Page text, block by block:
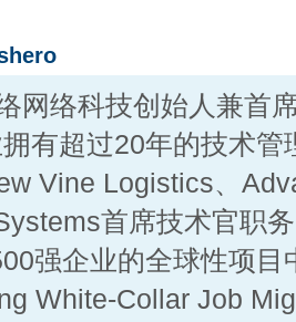
络科技创始人兼首
有超过20年的技术管
Vine Logistics、
首席技术官职
强企业的全球性项目
White-Collar Job